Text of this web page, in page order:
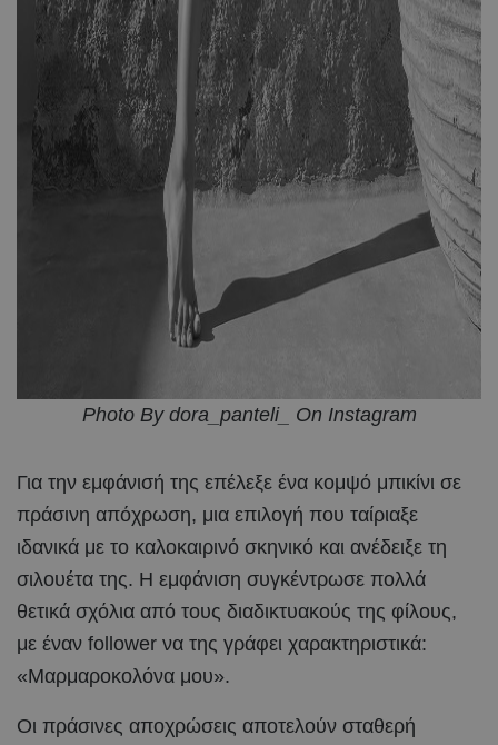
Photo By dora_panteli_ On Instagram
Για την εμφάνισή της επέλεξε ένα κομψό μπικίνι σε
πράσινη απόχρωση, μια επιλογή που ταίριαξε
ιδανικά με το καλοκαιρινό σκηνικό και ανέδειξε τη
σιλουέτα της. Η εμφάνιση συγκέντρωσε πολλά
θετικά σχόλια από τους διαδικτυακούς της φίλους,
με έναν follower να της γράφει χαρακτηριστικά:
«Μαρμαροκολόνα μου».
Οι πράσινες αποχρώσεις αποτελούν σταθερή